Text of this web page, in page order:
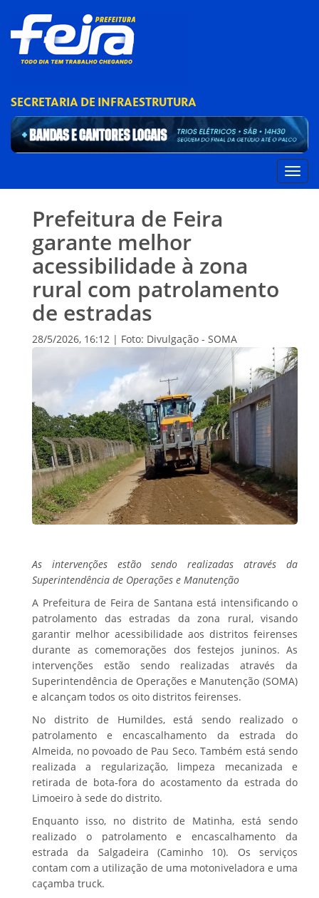
SECRETARIA DE INFRAESTRUTURA
Prefeitura de Feira
garante melhor
acessibilidade à zona
rural com patrolamento
de estradas
28/5/2026, 16:12 | Foto: Divulgação - SOMA
As intervenções estão sendo realizadas através da
Superintendência de Operações e Manutenção
A Prefeitura de Feira de Santana está intensificando o
patrolamento das estradas da zona rural, visando
garantir melhor acessibilidade aos distritos feirenses
durante as comemorações dos festejos juninos. As
intervenções estão sendo realizadas através da
Superintendência de Operações e Manutenção (SOMA)
e alcançam todos os oito distritos feirenses.
No distrito de Humildes, está sendo realizado o
patrolamento e encascalhamento da estrada do
Almeida, no povoado de Pau Seco. Também está sendo
realizada a regularização, limpeza mecanizada e
retirada de bota-fora do acostamento da estrada do
Limoeiro à sede do distrito.
Enquanto isso, no distrito de Matinha, está sendo
realizado o patrolamento e encascalhamento da
estrada da Salgadeira (Caminho 10). Os serviços
contam com a utilização de uma motoniveladora e uma
caçamba truck.